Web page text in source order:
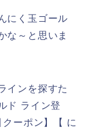
にく玉ゴール
な～と思いま
インを探すた
ド ライン登
ーポン】【 に